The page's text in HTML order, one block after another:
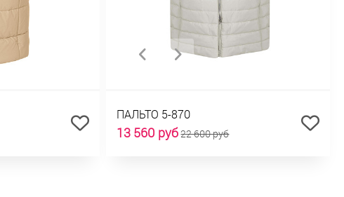
ПАЛЬТО 5-870
13 560 руб22 600 руб